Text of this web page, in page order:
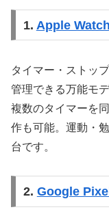
1. Apple
タイマー・ストッ
管理できる万能モデ
複数のタイマーを
作も可能。運動・
台です。
2. Google